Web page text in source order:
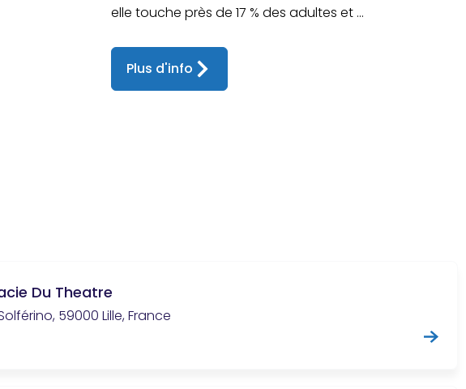
elle touche près de 17 % des adultes et ...
Plus d'info
Du Theatre
59000 Lille, France